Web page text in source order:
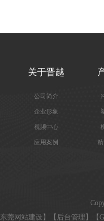
关于晋越
公司简介
企业形象
视频中心
应用案例
东莞网站建设 】【 后台管理 】【